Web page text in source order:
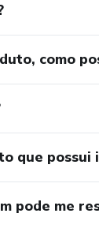
como
que
pode me